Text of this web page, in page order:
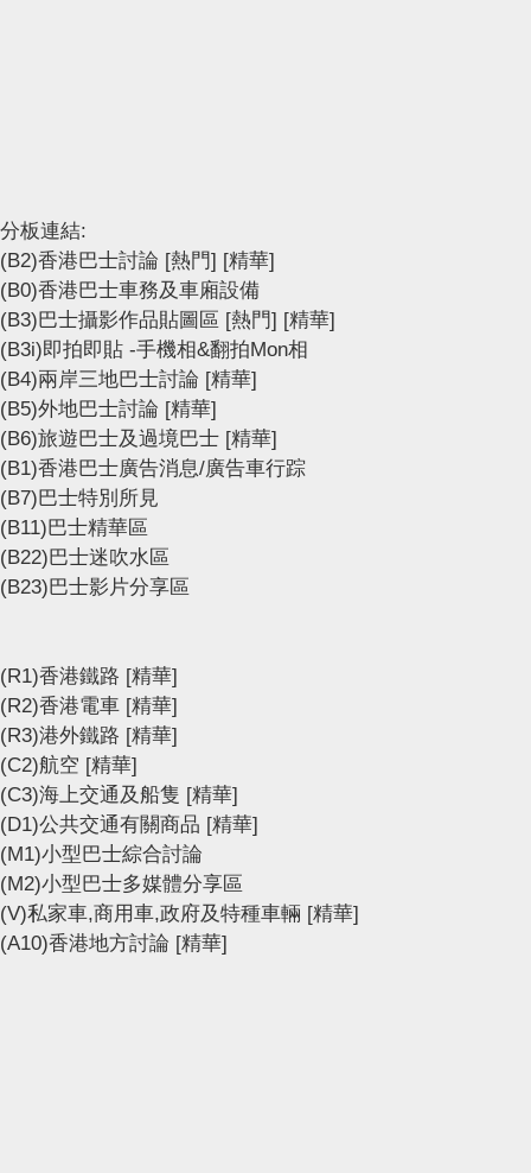
分板連結:
(B2)香港巴士討論 [熱門] [精華]
(B0)香港巴士車務及車廂設備
(B3)巴士攝影作品貼圖區 [熱門] [精華]
(B3i)即拍即貼 -手機相&翻拍Mon相
(B4)兩岸三地巴士討論 [精華]
(B5)外地巴士討論 [精華]
(B6)旅遊巴士及過境巴士 [精華]
(B1)香港巴士廣告消息/廣告車行踪
(B7)巴士特別所見
(B11)巴士精華區
(B22)巴士迷吹水區
(B23)巴士影片分享區
(R1)香港鐵路 [精華]
(R2)香港電車 [精華]
(R3)港外鐵路 [精華]
(C2)航空 [精華]
(C3)海上交通及船隻 [精華]
(D1)公共交通有關商品 [精華]
(M1)小型巴士綜合討論
(M2)小型巴士多媒體分享區
(V)私家車,商用車,政府及特種車輛 [精華]
(A10)香港地方討論 [精華]